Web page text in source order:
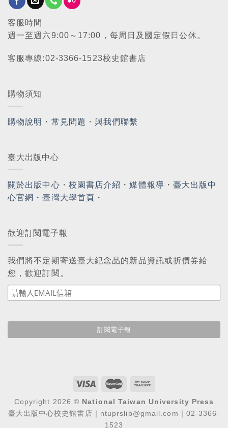
客服時間
週一至週六9:00～17:00，每周日及國定假日公休。
客服專線:02-3366-1523校史館書店
購物須知
購物說明 ・ 常見問題 ・與我們聯繫
臺大出版中心
關於出版中心 ・ 校園書店介紹 ・媒體報導 ・ 臺大出版中
心官網 ・臺灣大學首頁 ・
歡迎訂閱電子報
我們將不定期寄送臺大紀念品的新品資訊或折價券給
您，歡迎訂閱。
Copyright 2026 © National Taiwan University Press
臺大出版中心校史館書店｜ntuprslib@gmail.com｜02-3366-
1523